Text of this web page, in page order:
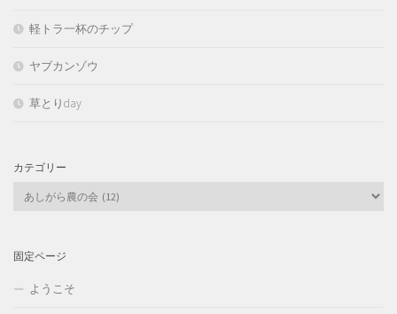
軽トラ一杯のチップ
ヤブカンゾウ
草とりday
カテゴリー
ー
固定ページ
ようこそ